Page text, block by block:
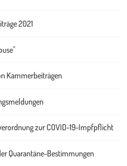
2021
Kammerbeiträgen
zur COVID-19-Impfpflicht
Quarantäne-Bestimmungen